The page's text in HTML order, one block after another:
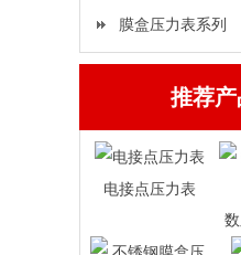
膜盒压力表系列
推荐产
电接点压力表